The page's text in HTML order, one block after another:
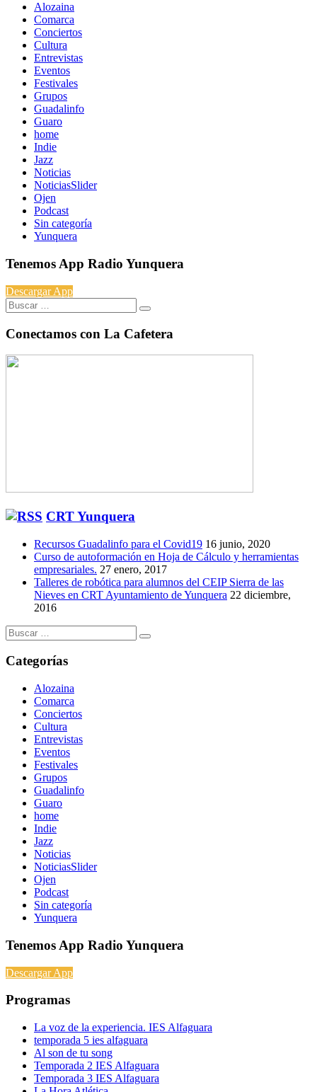
Alozaina
Comarca
Conciertos
Cultura
Entrevistas
Eventos
Festivales
Grupos
Guadalinfo
Guaro
home
Indie
Jazz
Noticias
NoticiasSlider
Ojen
Podcast
Sin categoría
Yunquera
Tenemos App Radio Yunquera
Descargar App
Buscar:
Conectamos con La Cafetera
CRT Yunquera
Recursos Guadalinfo para el Covid19 16 junio, 2020
Curso de autoformación en Hoja de Cálculo y herramientas
empresariales. 27 enero, 2017
Talleres de robótica para alumnos del CEIP Sierra de las
Nieves en CRT Ayuntamiento de Yunquera 22 diciembre,
2016
Buscar:
Categorías
Alozaina
Comarca
Conciertos
Cultura
Entrevistas
Eventos
Festivales
Grupos
Guadalinfo
Guaro
home
Indie
Jazz
Noticias
NoticiasSlider
Ojen
Podcast
Sin categoría
Yunquera
Tenemos App Radio Yunquera
Descargar App
Programas
La voz de la experiencia. IES Alfaguara
temporada 5 ies alfaguara
Al son de tu song
Temporada 2 IES Alfaguara
Temporada 3 IES Alfaguara